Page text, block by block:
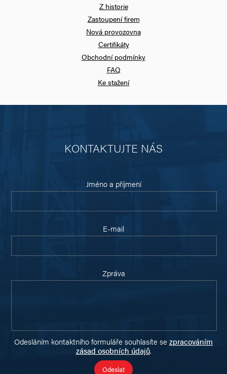
Z historie
Zastoupení firem
Nová provozovna
Certifikáty
Obchodní podmínky
FAQ
Ke stažení
KONTAKTUJTE NÁS
Jméno a příjmení
E-mail
Zpráva
Odesláním kontaktního formuláře souhlasíte se zpracováním
zásad osobních údajů.